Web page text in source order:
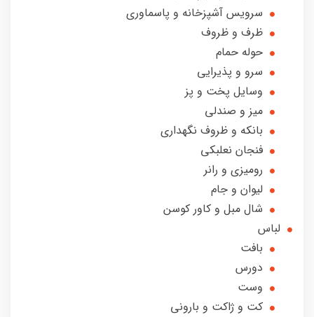
سرویس آشپزخانه و پاسماوری
ظرف و ظروف
حوله حمام
سرو و پذیرایی
وسایل پخت و پز
میز‌ و صندلی
بانکه و‌ ظروف نگهداری
فنجان نعلبکی
رومیزی و رانر
لیوان و جام
شال مبل و کاور کوسن
لباس
بافت
دورس
وست
کت و ژاکت و بارونی